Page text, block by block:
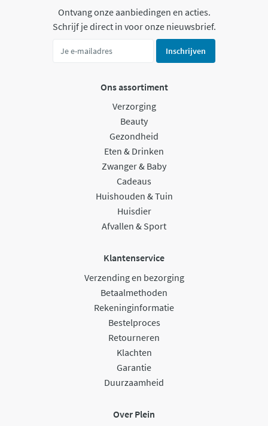
Ontvang onze aanbiedingen en acties.
Schrijf je direct in voor onze nieuwsbrief.
Inschrijven
Ons assortiment
Verzorging
Beauty
Gezondheid
Eten & Drinken
Zwanger & Baby
Cadeaus
Huishouden & Tuin
Huisdier
Afvallen & Sport
Klantenservice
Verzending en bezorging
Betaalmethoden
Rekeninginformatie
Bestelproces
Retourneren
Klachten
Garantie
Duurzaamheid
Over Plein